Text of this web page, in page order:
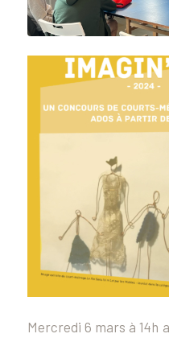
Mercredi 6 mars à 14h